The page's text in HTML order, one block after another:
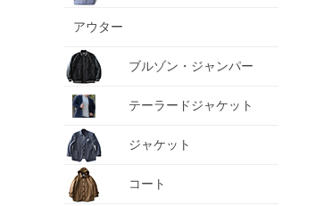
アウター
ブルゾン・ジャンパー
テーラードジャケット
ジャケット
コート